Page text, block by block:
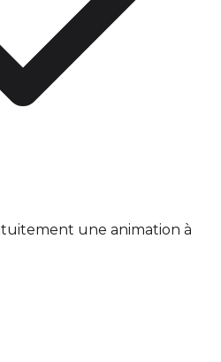
une animation à